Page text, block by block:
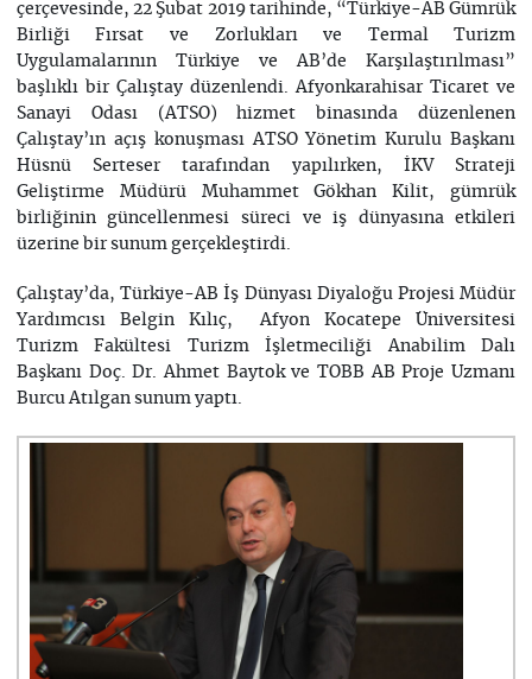
çerçevesinde, 22 Şubat 2019 tarihinde, “Türkiye-AB Gümrük
Birliği Fırsat ve Zorlukları ve Termal Turizm
Uygulamalarının Türkiye ve AB’de Karşılaştırılması”
başlıklı bir Çalıştay düzenlendi. Afyonkarahisar Ticaret ve
Sanayi Odası (ATSO) hizmet binasında düzenlenen
Çalıştay’ın açış konuşması ATSO Yönetim Kurulu Başkanı
Hüsnü Serteser tarafından yapılırken, İKV Strateji
Geliştirme Müdürü Muhammet Gökhan Kilit, gümrük
birliğinin güncellenmesi süreci ve iş dünyasına etkileri
üzerine bir sunum gerçekleştirdi.
Çalıştay’da, Türkiye-AB İş Dünyası Diyaloğu Projesi Müdür
Yardımcısı Belgin Kılıç, Afyon Kocatepe Üniversitesi
Turizm Fakültesi Turizm İşletmeciliği Anabilim Dalı
Başkanı Doç. Dr. Ahmet Baytok ve TOBB AB Proje Uzmanı
Burcu Atılgan sunum yaptı.